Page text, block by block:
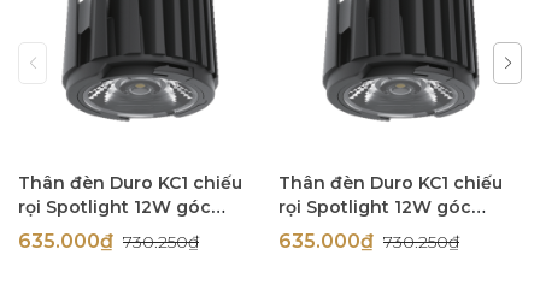
Thân đèn Duro KC1 chiếu
rọi Spotlight 12W góc
chiếu 60 độ Simon N0424-
0417
635.000₫ 730.250₫
Thân đèn Duro KC1 chiếu
rọi Spotlight 12W góc
chiếu 60 độ Simon N0424-
0416
635.000₫ 730.250₫